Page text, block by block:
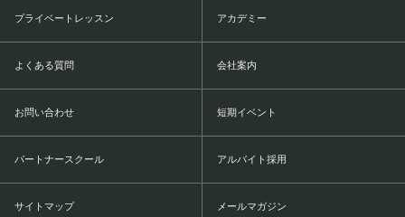
プライベートレッスン アカデミー
よくある質問 会社案内
お問い合わせ 短期イベント
パートナースクール アルバイト採用
サイトマップ メールマガジン